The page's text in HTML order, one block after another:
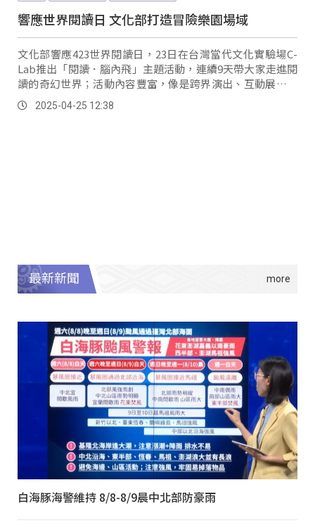
響應世界閱讀日 文化部打造冒險樂園場域
文化部響應423世界閱讀日，23日在台灣當代文化實驗場C-
Lab推出「閱讀．腦內飛」主題活動，連續9天帶大家走進閱
讀的奇幻世界；活動內容豐富，像是跨界演出、互動展區、
還有原創故事體驗，讓大人小孩都能沉浸在其中，現場更展
出超過100本精選好書，邀請學童參加繪本互動工作坊，從
2025-04-25 12:38
最新新聞
白海豚海警維持 8/8-8/9晨中北部防豪雨